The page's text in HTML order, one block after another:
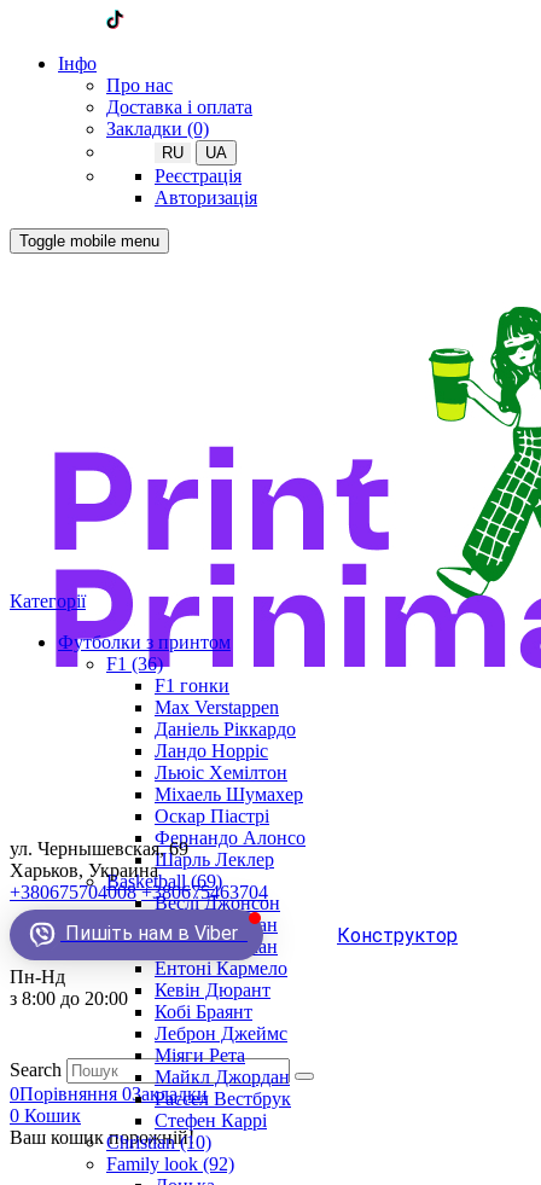
Iнфо
Про нас
Доставка і оплата
Закладки (0)
RU UA
Реєстрація
Авторизація
Toggle mobile menu
ул. Чернышевская, 69
Харьков, Украина
+380675704008 +380675463704
Пишіть нам в Viber Конструктор
Пн-Нд
з 8:00 до 20:00
Search
0Порівняння 0Закладки
0 Кошик
Ваш кошик порожній!
Категорії
Футболки з принтом
F1 (36)
F1 гонки
Max Verstappen
Даніель Ріккардо
Ландо Норріс
Льюіс Хемілтон
Міхаель Шумахер
Оскар Піастрі
Фернандо Алонсо
Шарль Леклер
Basketball (69)
Веслі Джонсон
Демар Деразан
Денніс Родман
Ентоні Кармело
Кевін Дюрант
Кобі Браянт
Леброн Джеймс
Міяги Рета
Майкл Джордан
Рассел Вестбрук
Стефен Каррі
Christian (10)
Family look (92)